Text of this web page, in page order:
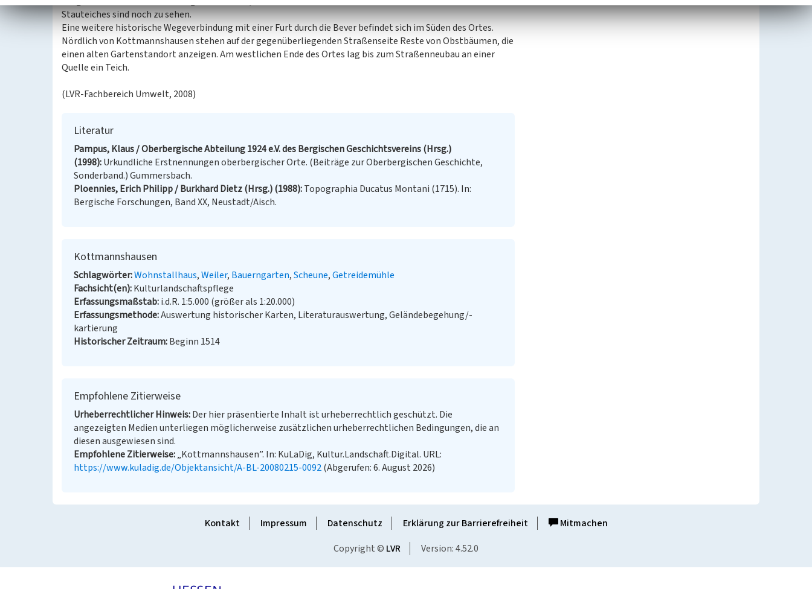
Stauteiches sind noch zu sehen.
Eine weitere historische Wegeverbindung mit einer Furt durch die Bever befindet sich im Süden des Ortes.
Nördlich von Kottmannshausen stehen auf der gegenüberliegenden Straßenseite Reste von Obstbäumen, die
einen alten Gartenstandort anzeigen. Am westlichen Ende des Ortes lag bis zum Straßenneubau an einer
Quelle ein Teich.
(LVR-Fachbereich Umwelt, 2008)
Literatur
Pampus, Klaus / Oberbergische Abteilung 1924 e.V. des Bergischen Geschichtsvereins (Hrsg.)
(1998) Urkundliche Erstnennungen oberbergischer Orte. (Beiträge zur Oberbergischen Geschichte,
Sonderband.) Gummersbach.
Ploennies, Erich Philipp / Burkhard Dietz (Hrsg.) (1988) Topographia Ducatus Montani (1715). In:
Bergische Forschungen, Band XX, Neustadt/Aisch.
Kottmannshausen
Schlagwörter Wohnstallhaus Weiler Bauerngarten Scheune Getreidemühle
Fachsicht(en) Kulturlandschaftspflege
Erfassungsmaßstab i.d.R. 1:5.000 (größer als 1:20.000)
Erfassungsmethode Auswertung historischer Karten, Literaturauswertung, Geländebegehung/-
kartierung
Historischer Zeitraum Beginn 1514
Empfohlene Zitierweise
Urheberrechtlicher Hinweis Der hier präsentierte Inhalt ist urheberrechtlich geschützt. Die
angezeigten Medien unterliegen möglicherweise zusätzlichen urheberrechtlichen Bedingungen, die an
diesen ausgewiesen sind.
Empfohlene Zitierweise „Kottmannshausen”. In: KuLaDig, Kultur.Landschaft.Digital. URL:
https://www.kuladig.de/Objektansicht/A-BL-20080215-0092(Abgerufen: 6. August 2026)
Kontakt Impressum Datenschutz Erklärung zur Barrierefreiheit
Mitmachen
Copyright © LVR Version: 4.52.0